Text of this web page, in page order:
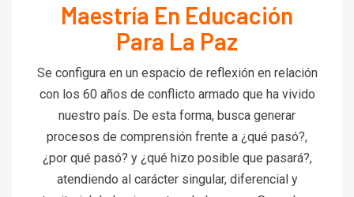
Maestría En Educación
Para La Paz
Se configura en un espacio de reflexión en relación
con los 60 años de conflicto armado que ha vivido
nuestro país. De esta forma, busca generar
procesos de comprensión frente a ¿qué pasó?,
¿por qué pasó? y ¿qué hizo posible que pasará?,
atendiendo al carácter singular, diferencial y